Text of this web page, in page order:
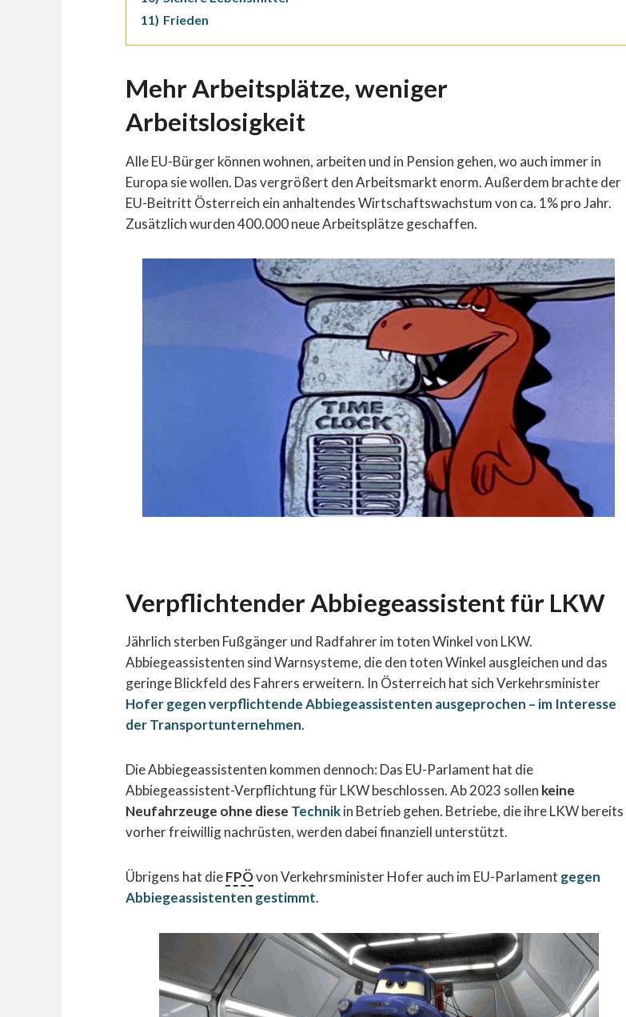
11) Frieden
Mehr Arbeitsplätze, weniger
Arbeitslosigkeit
Alle EU-Bürger können wohnen, arbeiten und in Pension gehen, wo auch immer in
Europa sie wollen. Das vergrößert den Arbeitsmarkt enorm. Außerdem brachte der
EU-Beitritt Österreich ein anhaltendes Wirtschaftswachstum von ca. 1% pro Jahr.
Zusätzlich wurden 400.000 neue Arbeitsplätze geschaffen.
Verpflichtender Abbiegeassistent für LKW
Jährlich sterben Fußgänger und Radfahrer im toten Winkel von LKW.
Abbiegeassistenten sind Warnsysteme, die den toten Winkel ausgleichen und das
geringe Blickfeld des Fahrers erweitern. In Österreich hat sich Verkehrsminister
Hofer gegen verpflichtende Abbiegeassistenten ausgeprochen – im Interesse
der Transportunternehmen.
Die Abbiegeassistenten kommen dennoch: Das EU-Parlament hat die
Abbiegeassistent-Verpflichtung für LKW beschlossen. Ab 2023 sollen keine
Neufahrzeuge ohne diese Technikin Betrieb gehen. Betriebe, die ihre LKW bereits
vorher freiwillig nachrüsten, werden dabei finanziell unterstützt.
Übrigens hat dieFPÖvon Verkehrsminister Hofer auch im EU-Parlament gegen
Abbiegeassistenten gestimmt.